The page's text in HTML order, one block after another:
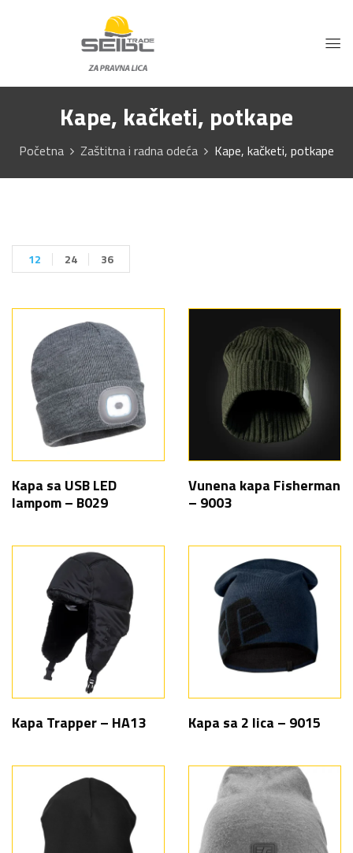
Kape, kačketi, potkape
Početna Zaštitna i radna odeća Kape, kačketi, potkape
12 24 36
Kapa sa USB LED
lampom – B029
Vunena kapa Fisherman
– 9003
Kapa Trapper – HA13 Kapa sa 2 lica – 9015